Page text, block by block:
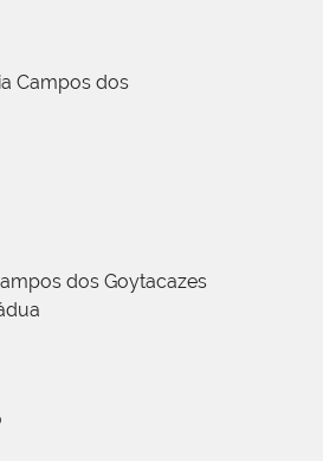
Campos dos
dos Goytacazes